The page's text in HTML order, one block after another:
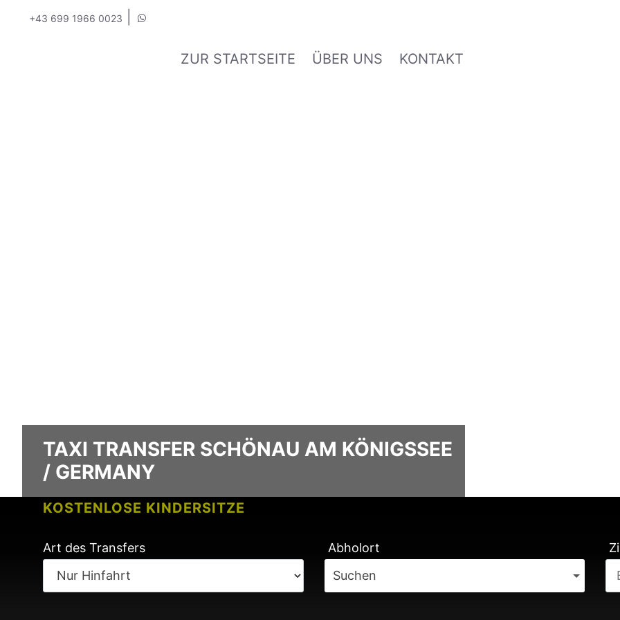
+43 699 1966 0023
ZUR STARTSEITE ÜBER UNS KONTAKT
KOSTENLOSE KINDERSITZE
KEINE GEBÜHREN BEI FLUGVERSPÄTUNG
TAXI TRANSFER SCHÖNAU AM KÖNIGSSEE
/ GERMANY
Art des Transfers
Abholort
Suchen